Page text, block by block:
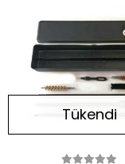
Tükendi